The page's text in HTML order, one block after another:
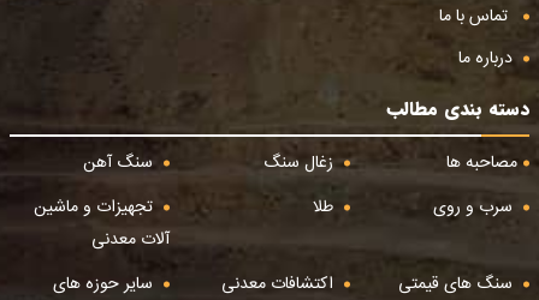
تماس با ما
درباره ما
دسته بندی مطالب
مصاحبه ها
زغال سنگ
سنگ آهن
سرب و روی
طلا
تجهیزات و ماشین
آلات معدنی
سنگ های قیمتی
اکتشافات معدنی
سایر حوزه های